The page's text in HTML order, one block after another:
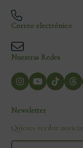
Correo electrónico
Nuestras Redes
Newsletter
Quieres recibir